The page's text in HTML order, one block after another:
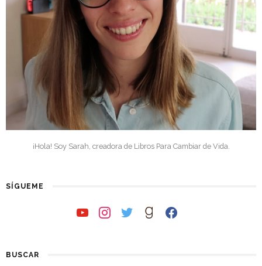
¡Hola! Soy Sarah, creadora de Libros Para Cambiar de Vida.
SÍGUEME
youtubeinstagramtwittergoodreadsfacebook
BUSCAR